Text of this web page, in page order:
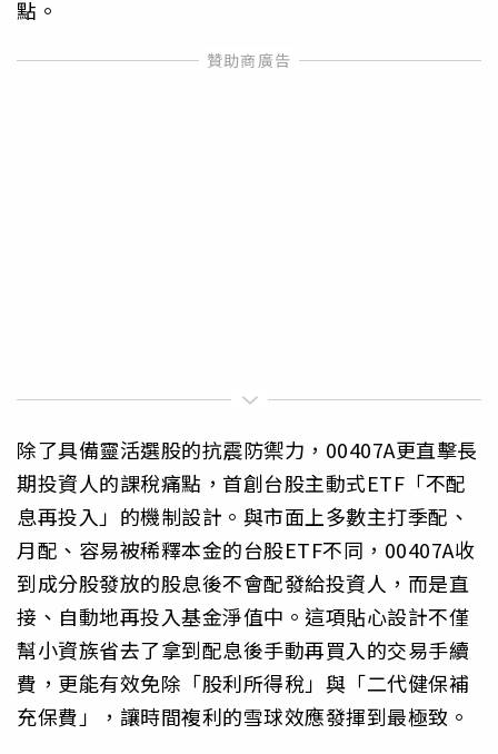
點。
除了具備靈活選股的抗震防禦力，00407A更直擊長
期投資人的課稅痛點，首創台股主動式ETF「不配
息再投入」的機制設計。與市面上多數主打季配、
月配、容易被稀釋本金的台股ETF不同，00407A收
到成分股發放的股息後不會配發給投資人，而是直
接、自動地再投入基金淨值中。這項貼心設計不僅
幫小資族省去了拿到配息後手動再買入的交易手續
費，更能有效免除「股利所得稅」與「二代健保補
充保費」，讓時間複利的雪球效應發揮到最極致。